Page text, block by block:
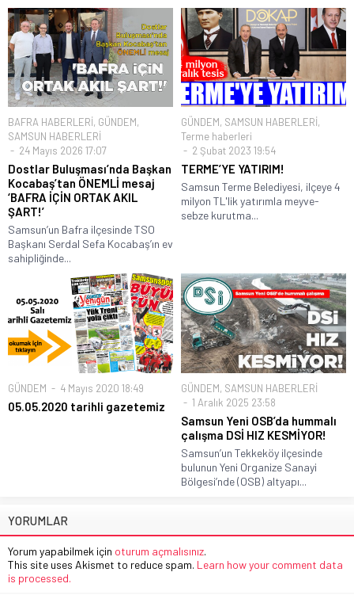
BAFRA HABERLERİ, GÜNDEM,
SAMSUN HABERLERİ
24 Mayıs 2026 17:07
Dostlar Buluşması’nda Başkan
Kocabaş’tan ÖNEMLİ mesaj
‘BAFRA İÇİN ORTAK AKIL
ŞART!’
Samsun’un Bafra ilçesinde TSO
Başkanı Serdal Sefa Kocabaş’ın ev
sahipliğinde...
GÜNDEM, SAMSUN HABERLERİ,
Terme haberleri
2 Şubat 2023 19:54
TERME’YE YATIRIM!
Samsun Terme Belediyesi, ilçeye 4
milyon TL'lik yatırımla meyve-
sebze kurutma...
GÜNDEM 4 Mayıs 2020 18:49
05.05.2020 tarihli gazetemiz
GÜNDEM, SAMSUN HABERLERİ
1 Aralık 2025 23:58
Samsun Yeni OSB’da hummalı
çalışma DSİ HIZ KESMİYOR!
Samsun’un Tekkeköy ilçesinde
bulunun Yeni Organize Sanayi
Bölgesi’nde (OSB) altyapı...
YORUMLAR
Yorum yapabilmek için oturum açmalısınız.
This site uses Akismet to reduce spam. Learn how your comment data
is processed.